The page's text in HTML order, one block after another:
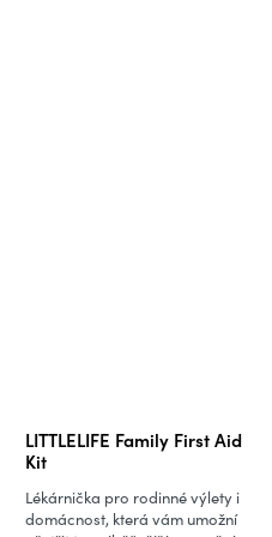
LITTLELIFE Family First Aid
Kit
Lékárnička pro rodinné výlety i
domácnost, která vám umožní